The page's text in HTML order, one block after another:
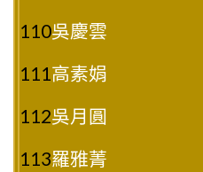
110吳慶雲
111 高素娟
112吳月圓
113羅雅菁